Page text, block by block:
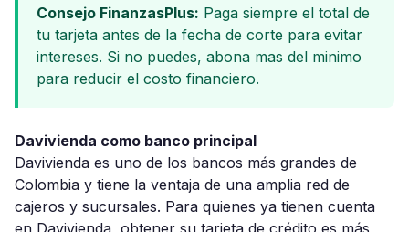
Consejo FinanzasPlus: Paga siempre el total de
tu tarjeta antes de la fecha de corte para evitar
intereses. Si no puedes, abona mas del minimo
para reducir el costo financiero.
Davivienda como banco principal
Davivienda es uno de los bancos más grandes de
Colombia y tiene la ventaja de una amplia red de
cajeros y sucursales. Para quienes ya tienen cuenta